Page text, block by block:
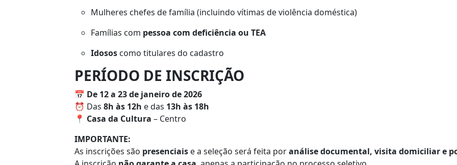
Mulheres chefes de família (incluindo vítimas de violência doméstica)
Famílias com pessoa com deficiência ou TEA
Idosos como titulares do cadastro
PERÍODO DE INSCRIÇÃO
📅 De 12 a 23 de janeiro de 2026
⏰ Das 8h às 12h e das 13h às 18h
📍 Casa da Cultura – Centro
IMPORTANTE:
As inscrições são presenciais e a seleção será feita poranálise documental, visita domiciliar e